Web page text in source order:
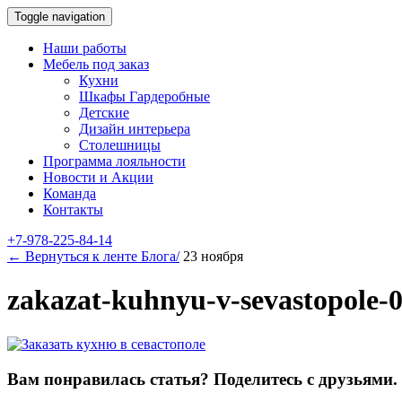
Toggle navigation
Наши работы
Мебель под заказ
Кухни
Шкафы Гардеробные
Детские
Дизайн интерьера
Столешницы
Программа лояльности
Новости и Акции
Команда
Контакты
+7-978-225-84-14
← Вернуться к ленте Блога/ 23 ноября
zakazat-kuhnyu-v-sevastopole-
Вам понравилась статья? Поделитесь с друзьями.